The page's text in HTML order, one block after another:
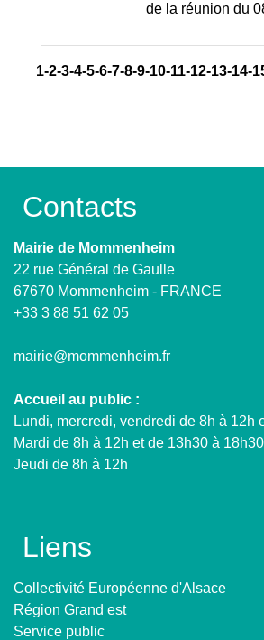
de la réunion du
1-2-3-4-5-6-7-8-9-10-11-12-13-14-
Contacts
Mairie de Mommenheim
22 rue Général de Gaulle
67670 Mommenheim - FRANCE
+33 3 88 51 62 05
mairie@mommenheim.fr
Accueil au public :
Lundi, mercredi, vendredi de 8h à 12h
Mardi de 8h à 12h et de 13h30 à 18h30
Jeudi de 8h à 12h
Liens
Collectivité Européenne d'Alsace
Région Grand est
Service public